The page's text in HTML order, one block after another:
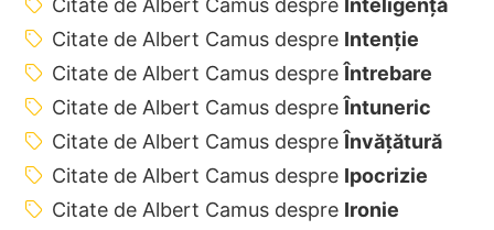
Citate de Albert Camus despre Intenție
Citate de Albert Camus despreÎntrebare
Citate de Albert Camus despreÎntuneric
Citate de Albert Camus despreÎnvățătură
Citate de Albert Camus despre Ipocrizie
Citate de Albert Camus despre Ironie